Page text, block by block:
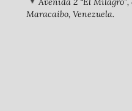
Maracaibo, Venezuela.